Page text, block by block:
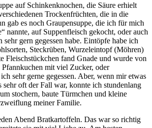
auf Schinkenknochen, die Säure erhielt
Trockenfrüchten, die in die
gab es noch Graupensuppe, die ich für mich
nannte, auf Suppenfleisch gekocht, oder auch
sehr gern gegessen habe. Eintöpfe habe ich
Steckrüben, Wurzeleintopf (Möhren)
Fleischstückchen fand Gnade und wurde von
mit viel Zucker, oder
sehr gerne gegessen. Aber, wenn mir etwas
sehr oft der Fall war, konnte ich stundenlang
stochern, baute Türmchen und kleine
meiner Familie.
Abend Bratkartoffeln. Das war so richtig